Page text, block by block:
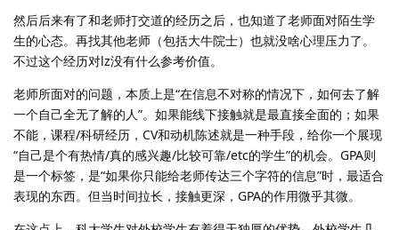
然后后来有了和老师打交道的经历之后，也知道了老师面对陌生学
生的心态。再找其他老师（包括大牛院士）也就没啥心理压力了。
不过这个经历对lz没有什么参考价值。
老师所面对的问题，本质上是“在信息不对称的情况下，如何去了解
一个自己全无了解的人”。如果能线下接触就是最直接全面的；如果
不能，课程/科研经历，CV和动机陈述就是一种手段，给你一个展现
“自己是个有热情/真的感兴趣/比较可靠/etc的学生”的机会。GPA则
是一个标签，是“如果你只能给老师传达三个字符的信息”时，最适合
表现的东西。但当时间拉长，接触更深，GPA的作用微乎其微。